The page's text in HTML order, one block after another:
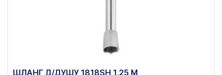
ШЛАНГ Д/ДУШУ 1818SH 1,25 М